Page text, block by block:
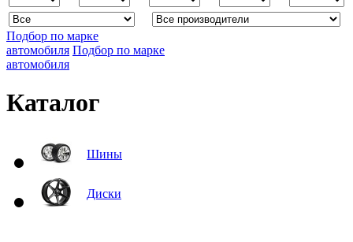
Подбор по марке
автомобиля Подбор по марке
автомобиля
Каталог
Шины
Диски